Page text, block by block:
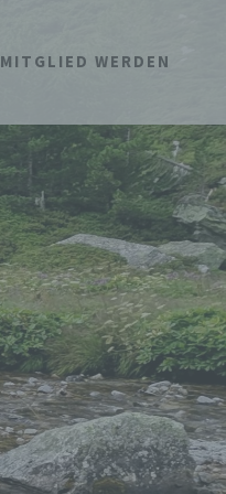
MITGLIED WERDEN